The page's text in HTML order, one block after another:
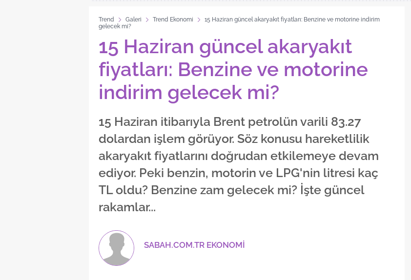
Trend Galeri Trend Ekonomi
15 Haziran güncel akaryakıt fiyatları: Benzine ve motorine indirim
gelecek mi?
15 Haziran güncel akaryakıt
fiyatları: Benzine ve motorine
indirim gelecek mi?
15 Haziran itibarıyla Brent petrolün varili 83.27
dolardan işlem görüyor. Söz konusu hareketlilik
akaryakıt fiyatlarını doğrudan etkilemeye devam
ediyor. Peki benzin, motorin ve LPG'nin litresi kaç
TL oldu? Benzine zam gelecek mi? İşte güncel
rakamlar...
SABAH.COM.TR EKONOMİ